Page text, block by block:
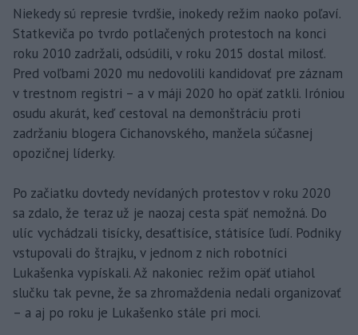
Niekedy sú represie tvrdšie, inokedy režim naoko poľaví.
Statkeviča po tvrdo potlačených protestoch na konci
roku 2010 zadržali, odsúdili, v roku 2015 dostal milosť.
Pred voľbami 2020 mu nedovolili kandidovať pre záznam
v trestnom registri – a v máji 2020 ho opäť zatkli. Iróniou
osudu akurát, keď cestoval na demonštráciu proti
zadržaniu blogera Cichanovského, manžela súčasnej
opozičnej líderky.
Po začiatku dovtedy nevídaných protestov v roku 2020
sa zdalo, že teraz už je naozaj cesta späť nemožná. Do
ulíc vychádzali tisícky, desaťtisíce, státisíce ľudí. Podniky
vstupovali do štrajku, v jednom z nich robotníci
Lukašenka vypískali. Až nakoniec režim opäť utiahol
slučku tak pevne, že sa zhromaždenia nedali organizovať
– a aj po roku je Lukašenko stále pri moci.